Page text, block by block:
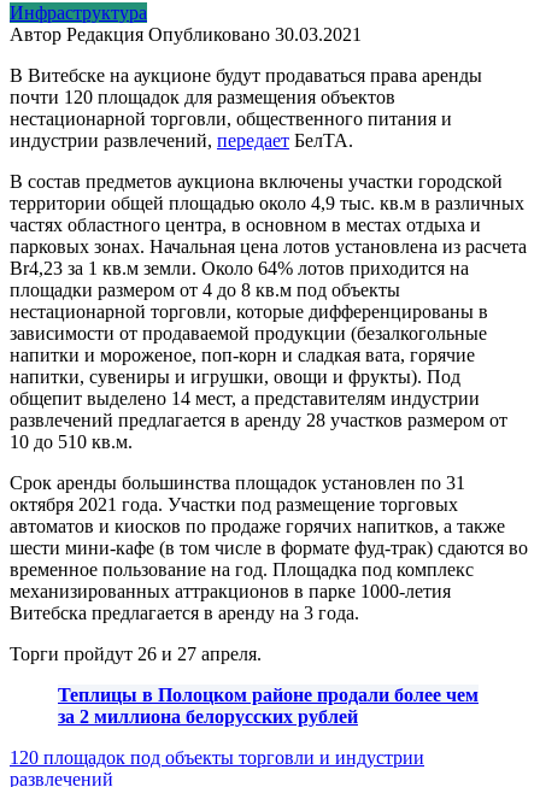
Инфраструктура
Автор Редакция Опубликовано 30.03.2021
В Витебске на аукционе будут продаваться права аренды
почти 120 площадок для размещения объектов
нестационарной торговли, общественного питания и
индустрии развлечений, передает БелТА.
В состав предметов аукциона включены участки городской
территории общей площадью около 4,9 тыс. кв.м в различных
частях областного центра, в основном в местах отдыха и
парковых зонах. Начальная цена лотов установлена из расчета
Br4,23 за 1 кв.м земли. Около 64% лотов приходится на
площадки размером от 4 до 8 кв.м под объекты
нестационарной торговли, которые дифференцированы в
зависимости от продаваемой продукции (безалкогольные
напитки и мороженое, поп-корн и сладкая вата, горячие
напитки, сувениры и игрушки, овощи и фрукты). Под
общепит выделено 14 мест, а представителям индустрии
развлечений предлагается в аренду 28 участков размером от
10 до 510 кв.м.
Срок аренды большинства площадок установлен по 31
октября 2021 года. Участки под размещение торговых
автоматов и киосков по продаже горячих напитков, а также
шести мини-кафе (в том числе в формате фуд-трак) сдаются во
временное пользование на год. Площадка под комплекс
механизированных аттракционов в парке 1000-летия
Витебска предлагается в аренду на 3 года.
Торги пройдут 26 и 27 апреля.
Теплицы в Полоцком районе продали более чем
за 2 миллиона белорусских рублей
120 площадок под объекты торговли и индустрии
развлечений